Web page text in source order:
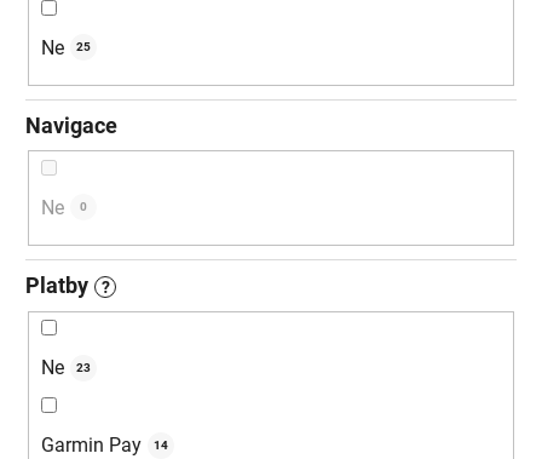
Ne 25
Navigace
Ne 0
Platby ?
Ne 23
Garmin Pay 14